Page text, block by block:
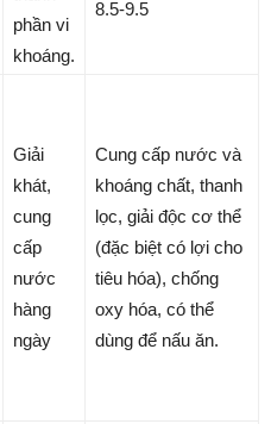
phần vi
khoáng.
8.5-9.5
Giải
khát,
cung
cấp
nước
hàng
ngày
Cung cấp nước và
khoáng chất, thanh
lọc, giải độc cơ thể
(đặc biệt có lợi cho
tiêu hóa), chống
oxy hóa, có thể
dùng để nấu ăn.